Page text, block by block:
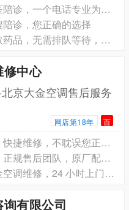
北京北医六院老年患者专属就医陪诊，一个电话专业为您服务
诊，您正确的选择
北京北医六院就诊结束代为领取药品，无需排队等待，轻松就诊
修中心
京大金空调售后服务
网店第18年 百
北京延庆县大金空调售后总部，快捷维修，不耽误您正常使用
北京宣武区大金空调清洗价格，正规售后团队，原厂配件质量有保障
北京怀柔县大金空调加氟，大金空调维修，24 小时上门服务
有限公司